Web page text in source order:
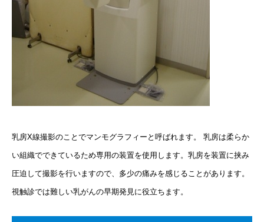
乳房X線撮影のことでマンモグラフィーと呼ばれます。 乳房は柔らか
い組織でできているため専用の装置を使用します。乳房を装置に挟み
圧迫して撮影を行いますので、多少の痛みを感じることがあります。
視触診では難しい乳がんの早期発見に役立ちます。